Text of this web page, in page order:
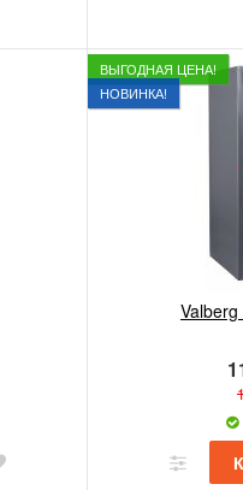
ВЫГОДНАЯ ЦЕНА!
НОВИНКА!